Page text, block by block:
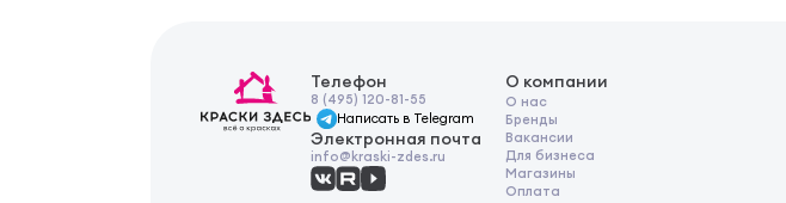
Телефон
8 (495) 120-81-55
Написать в Telegram
Электронная почта
info@kraski-zdes.ru
О компании
О нас
Бренды
Вакансии
Для бизнеса
Магазины
Оплата